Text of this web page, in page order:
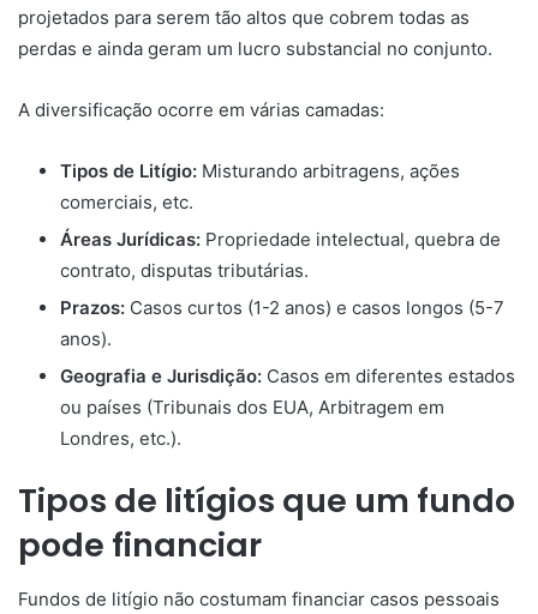
projetados para serem tão altos que cobrem todas as
perdas e ainda geram um lucro substancial no conjunto.
A diversificação ocorre em várias camadas:
Tipos de Litígio: Misturando arbitragens, ações
comerciais, etc.
Áreas Jurídicas: Propriedade intelectual, quebra de
contrato, disputas tributárias.
Prazos: Casos curtos (1-2 anos) e casos longos (5-7
anos).
Geografia e Jurisdição: Casos em diferentes estados
ou países (Tribunais dos EUA, Arbitragem em
Londres, etc.).
Tipos de litígios que um fundo
pode financiar
Fundos de litígio não costumam financiar casos pessoais